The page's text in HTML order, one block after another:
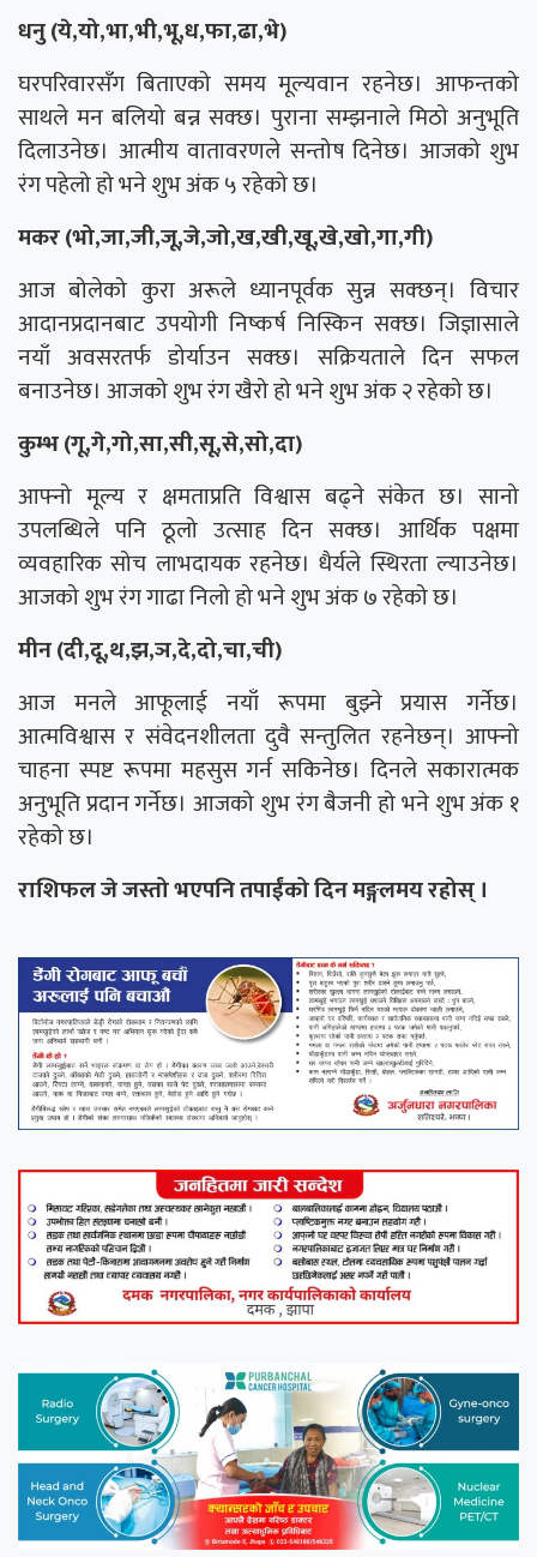
धनु (ये,यो,भा,भी,भू,ध,फा,ढा,भे)
घरपरिवारसँग बिताएको समय मूल्यवान रहनेछ। आफन्तको
साथले मन बलियो बन्न सक्छ। पुराना सम्झनाले मिठो अनुभूति
दिलाउनेछ। आत्मीय वातावरणले सन्तोष दिनेछ। आजको शुभ
रंग पहेलो हो भने शुभ अंक ५ रहेको छ।
मकर (भो,जा,जी,जू,जे,जो,ख,खी,खू,खे,खो,गा,गी)
आज बोलेको कुरा अरूले ध्यानपूर्वक सुन्न सक्छन्। विचार
आदानप्रदानबाट उपयोगी निष्कर्ष निस्किन सक्छ। जिज्ञासाले
नयाँ अवसरतर्फ डोर्याउन सक्छ। सक्रियताले दिन सफल
बनाउनेछ। आजको शुभ रंग खैरो हो भने शुभ अंक २ रहेको छ।
कुम्भ (गू,गे,गो,सा,सी,सू,से,सो,दा)
आफ्नो मूल्य र क्षमताप्रति विश्वास बढ्ने संकेत छ। सानो
उपलब्धिले पनि ठूलो उत्साह दिन सक्छ। आर्थिक पक्षमा
व्यवहारिक सोच लाभदायक रहनेछ। धैर्यले स्थिरता ल्याउनेछ।
आजको शुभ रंग गाढा निलो हो भने शुभ अंक ७ रहेको छ।
मीन (दी,दू,थ,झ,ञ,दे,दो,चा,ची)
आज मनले आफूलाई नयाँ रूपमा बुझ्ने प्रयास गर्नेछ।
आत्मविश्वास र संवेदनशीलता दुवै सन्तुलित रहनेछन्। आफ्नो
चाहना स्पष्ट रूपमा महसुस गर्न सकिनेछ। दिनले सकारात्मक
अनुभूति प्रदान गर्नेछ। आजको शुभ रंग बैजनी हो भने शुभ अंक १
रहेको छ।
राशिफल जे जस्तो भएपनि तपाईंको दिन मङ्गलमय रहोस् ।